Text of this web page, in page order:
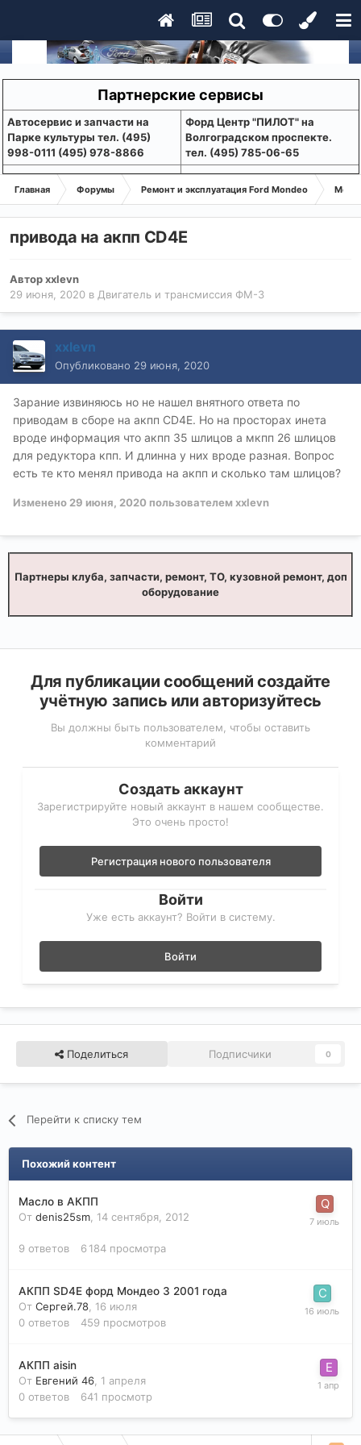
Партнерские сервисы
Aвтосервис и запчасти на
Парке культуры тел. (495)
998-0111 (495) 978-8866
Форд Центр "ПИЛОТ" на
Волгоградском проспекте.
тел. (495) 785-06-65
Главная Форумы Ремонт и эксплуатация Ford Mondeo
привода на акпп CD4E
Авторxxlevn
29 июня, 2020 в Двигатель и трансмиссия ФМ-3
xxlevn
Опубликовано 29 июня, 2020
Зарание извиняюсь но не нашел внятного ответа по
приводам в сборе на акпп CD4E. Но на просторах инета
вроде информация что акпп 35 шлицов а мкпп 26 шлицов
для редуктора кпп. И длинна у них вроде разная. Вопрос
есть те кто менял привода на акпп и сколько там шлицов?
Изменено 29 июня, 2020 пользователем xxlevn
Партнеры клуба, запчасти, ремонт, ТО, кузовной ремонт, доп
оборудование
Для публикации сообщений создайте
учётную запись или авторизуйтесь
Вы должны быть пользователем, чтобы оставить
комментарий
Создать аккаунт
Зарегистрируйте новый аккаунт в нашем сообществе.
Это очень просто!
Регистрация нового пользователя
Войти
Уже есть аккаунт? Войти в систему.
Войти
Поделиться Подписчики 0
Перейти к списку тем
Похожий контент
Масло в АКПП
От denis25sm, 14 сентября, 2012
9 ответов 6 184 просмотра
АКПП SD4E форд Мондео 3 2001 года
От Сергей.78, 16 июля
0 ответов 459 просмотров
АКПП aisin
От Евгений 46, 1 апреля
0 ответов 641 просмотр